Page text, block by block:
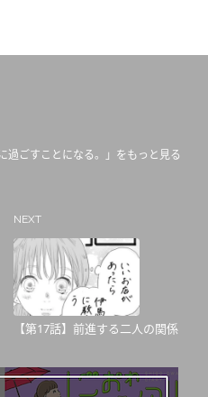
過ごすことになる。」をもっと見る
NEXT
【第17話】前進する二人の関係